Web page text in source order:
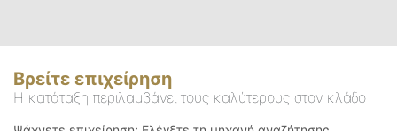
Βρείτε επιχείρηση
Η κατάταξη περιλαμβάνει τους καλύτερους στον κλάδο